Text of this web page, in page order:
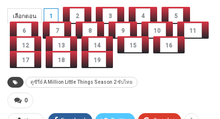
เลือกตอน 1 2 3 4 5
6 7 8 9 10 11
12 13 14 15 16
17 18 19
ดูซีรี่ย์ A Million Little Things Season 2 ซับไทย
0